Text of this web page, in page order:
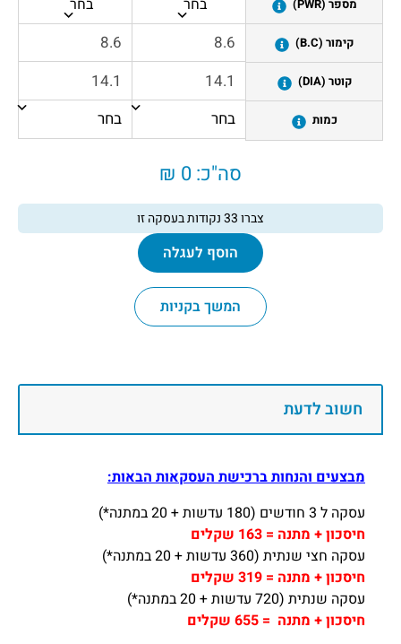
מספר (PWR)
קימור (B.C)
קוטר (DIA)
כמות
בחר בחר
סה"כ:0 ₪
צברו33נקודות בעסקה זו
הוסף לעגלה
המשך בקניות
חשוב לדעת
מבצעים והנחות ברכישת העסקאות הבאות:
עסקה ל 3 חודשים (180 עדשות + 20 במתנה*)
חיסכון + מתנה = 163 שקלים
עסקה חצי שנתית (360 עדשות + 20 במתנה*)
חיסכון + מתנה = 319 שקלים
עסקה שנתית (720 עדשות + 20 במתנה*)
חיסכון + מתנה = 655 שקלים